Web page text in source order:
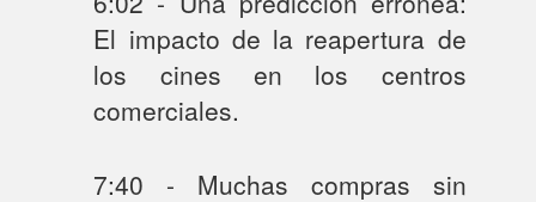
El impacto de la reapertura de
los cines en los centros
comerciales.
7:40 - Muchas compras sin